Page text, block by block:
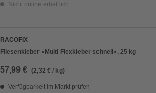
Nicht online erhältlich
RACOFIX
Fliesenkleber »Multi Flexkleber schnell«, 25 kg
57,99 € (2,32 € / kg)
Verfügbarkeit im Markt prüfen